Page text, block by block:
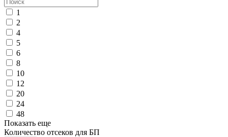
1
2
4
5
6
8
10
12
20
24
48
Показать еще
Количество отсеков для БП